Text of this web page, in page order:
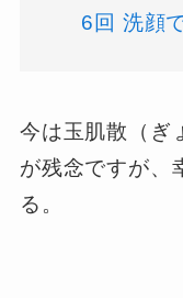
6回 洗顔
今は玉肌散（ぎ
が残念ですが、
る。